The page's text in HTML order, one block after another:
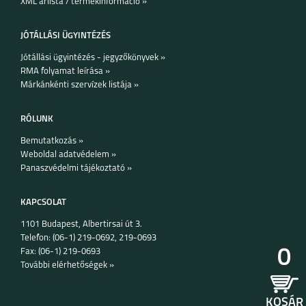
IPHONE 15 PRO MAX
IPHONE 15 IPHONE 14 PRO MAX
JÓTÁLLÁSI ÜGYINTÉZÉS
Jótállási ügyintézés - jegyzőkönyvek »
RMA folyamat leírása »
Márkánkénti szervízek listája »
RÓLUNK
Bemutatkozás »
Weboldal adatvédelem »
Panaszvédelmi tájékoztató »
KAPCSOLAT
1101 Budapest, Albertirsai út 3.
Telefon: (06-1) 219-0692, 219-0693
Fax: (06-1) 219-0693
További elérhetőségek »
0
KOSÁR